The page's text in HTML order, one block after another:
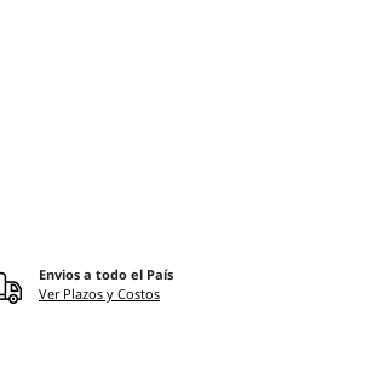
Envios a todo el País
Ver Plazos y Costos